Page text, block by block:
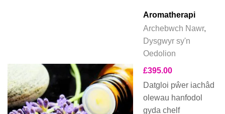
Aromatherapi
Archebwch Nawr,
Dysgwyr sy'n
Oedolion
£395.00
Datgloi pŵer iachâd
olewau hanfodol
gyda chelf